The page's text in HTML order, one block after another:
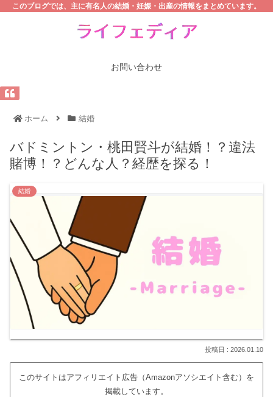
このブログでは、主に有名人の結婚・妊娠・出産の情報をまとめています。
お問い合わせ
ホーム 結婚
バドミントン・桃田賢斗が結婚！？違法
賭博！？どんな人？経歴を探る！
結婚
2026.01.10
このサイトはアフィリエイト広告（Amazonアソシエイト含む）を
掲載しています。